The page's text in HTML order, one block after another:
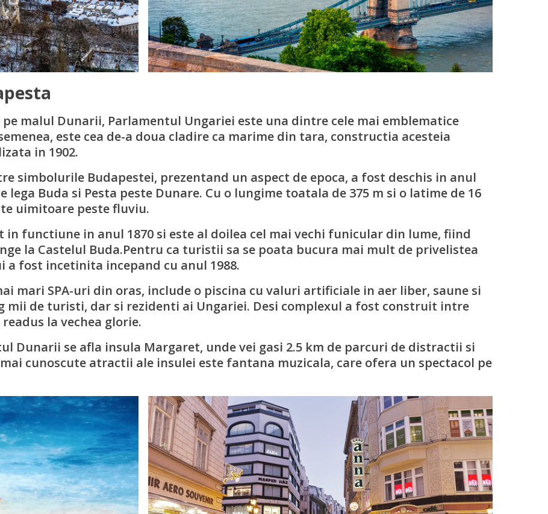
malul Dunarii, Parlamentul Ungariei este una dintre cele mai emblematice
este cea de-a doua cladire ca marime din tara, constructia acesteia
in 1902.
simbolurile Budapestei, prezentand un aspect de epoca, a fost deschis in anul
Buda si Pesta peste Dunare. Cu o lungime toatala de 375 m si o latime de 16
uimitoare peste fluviu.
in functiune in anul 1870 si este al doilea cel mai vechi funicular din lume, fiind
la Castelul Buda.Pentru ca turistii sa se poata bucura mai mult de privelistea
fost incetinita incepand cu anul 1988.
mari SPA-uri din oras, include o piscina cu valuri artificiale in aer liber, saune si
mii de turisti, dar si rezidenti ai Ungariei. Desi complexul a fost construit intre
la vechea glorie.
Dunarii se afla insula Margaret, unde vei gasi 2.5 km de parcuri de distractii si
cunoscute atractii ale insulei este fantana muzicala, care ofera un spectacol pe